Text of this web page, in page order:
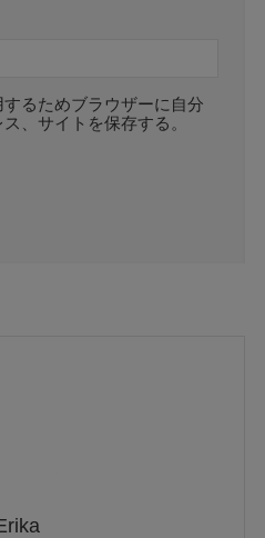
るためブラウザーに自分
、サイトを保存する。